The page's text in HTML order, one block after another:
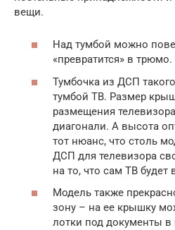
вещи.
Над тумбой можно
«превратится» в трюмо.
Тумбочка из ДСП
тумбой ТВ. Размер
размещения
диагонали. А высота
тот нюанс, что столь
ДСП для телевизора
на то, что сам ТВ будет
Модель также
зону – на ее крышку
лотки под документы в